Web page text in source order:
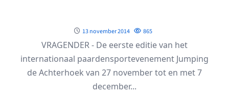
13 november 2014 865
VRAGENDER - De eerste editie van het
internationaal paardensportevenement Jumping
de Achterhoek van 27 november tot en met 7
december...